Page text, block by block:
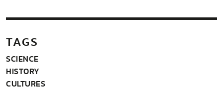
TAGS
SCIENCE
HISTORY
CULTURES